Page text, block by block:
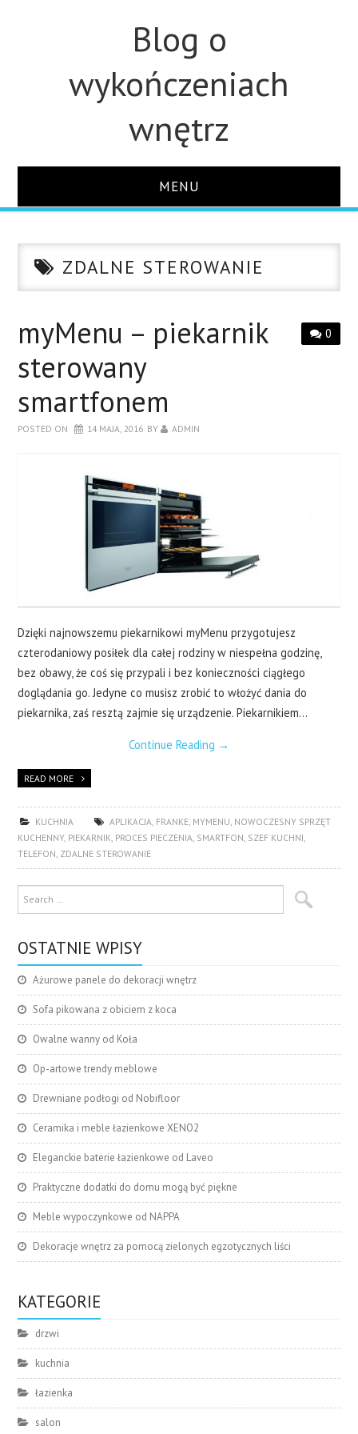
Blog o
wykończeniach
wnętrz
MENU
ŁAZIENKA
DRZWI
SALON
ZDALNE STEROWANIE
0
myMenu – piekarnik
sterowany
smartfonem
POSTED ON 14 MAJA, 2016 BY ADMIN
Dzięki najnowszemu piekarnikowi myMenu przygotujesz
czterodaniowy posiłek dla całej rodziny w niespełna godzinę,
bez obawy, że coś się przypali i bez konieczności ciągłego
doglądania go. Jedyne co musisz zrobić to włożyć dania do
piekarnika, zaś resztą zajmie się urządzenie. Piekarnikiem…
Continue Reading →
READ MORE
KUCHNIA APLIKACJA, FRANKE, MYMENU, NOWOCZESNY SPRZĘT
KUCHENNY, PIEKARNIK, PROCES PIECZENIA, SMARTFON, SZEF KUCHNI,
TELEFON, ZDALNE STEROWANIE
OSTATNIE WPISY
Ażurowe panele do dekoracji wnętrz
Sofa pikowana z obiciem z koca
Owalne wanny od Koła
Op-artowe trendy meblowe
Drewniane podłogi od Nobifloor
Ceramika i meble łazienkowe XENO2
Eleganckie baterie łazienkowe od Laveo
Praktyczne dodatki do domu mogą być piękne
Meble wypoczynkowe od NAPPA
Dekoracje wnętrz za pomocą zielonych egzotycznych liści
KATEGORIE
drzwi
kuchnia
łazienka
salon